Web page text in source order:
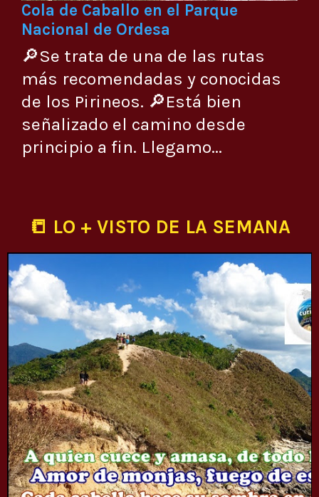
Cola de Caballo en el Parque
Nacional de Ordesa
🔎Se trata de una de las rutas
más recomendadas y conocidas
de los Pirineos. 🔎Está bien
señalizado el camino desde
principio a fin. Llegamo...
📒 LO + VISTO DE LA SEMANA